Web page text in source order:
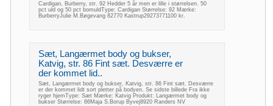
Cardigan, Burberry, str. 92 Hedder 5 år men er lille i størrelsen. 50
pct uld og 50 pct bomuldType: Cardigan Størrelse: 92 Mærke:
BurberryJulie M.Bøgevang 82770 Kastrup29273771100 kr.
Sæt, Langærmet body og bukser,
Katvig, str. 86 Fint sæt. Desværre er
der kommet lid..
Sæt, Langærmet body og bukser, Katvig, str. 86 Fint sæt. Desværre
er der kommet lidt sort pletter på bodyen. Se sidste billede Fra ikke
ryger hjemType: Sæt Mærke: Katvig Produkt: Langærmet body og
bukser Størrelse: 86Maja S.Borup Byvej8920 Randers NV